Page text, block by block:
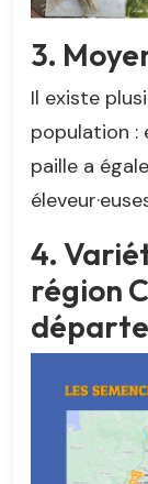
3.
Il existe
population :
paille a
4.
région